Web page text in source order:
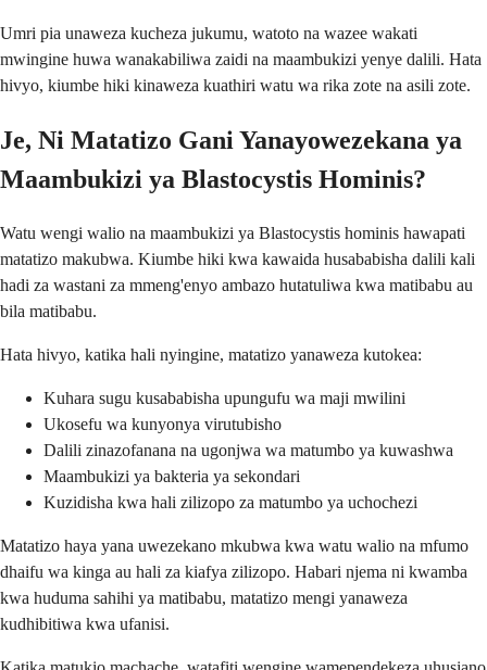
Umri pia unaweza kucheza jukumu, watoto na wazee wakati
mwingine huwa wanakabiliwa zaidi na maambukizi yenye dalili. Hata
hivyo, kiumbe hiki kinaweza kuathiri watu wa rika zote na asili zote.
Je, Ni Matatizo Gani Yanayowezekana ya
Maambukizi ya Blastocystis Hominis?
Watu wengi walio na maambukizi ya Blastocystis hominis hawapati
matatizo makubwa. Kiumbe hiki kwa kawaida husababisha dalili kali
hadi za wastani za mmeng'enyo ambazo hutatuliwa kwa matibabu au
bila matibabu.
Hata hivyo, katika hali nyingine, matatizo yanaweza kutokea:
Kuhara sugu kusababisha upungufu wa maji mwilini
Ukosefu wa kunyonya virutubisho
Dalili zinazofanana na ugonjwa wa matumbo ya kuwashwa
Maambukizi ya bakteria ya sekondari
Kuzidisha kwa hali zilizopo za matumbo ya uchochezi
Matatizo haya yana uwezekano mkubwa kwa watu walio na mfumo
dhaifu wa kinga au hali za kiafya zilizopo. Habari njema ni kwamba
kwa huduma sahihi ya matibabu, matatizo mengi yanaweza
kudhibitiwa kwa ufanisi.